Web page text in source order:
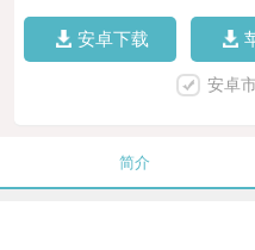
安卓下载
安卓
简介